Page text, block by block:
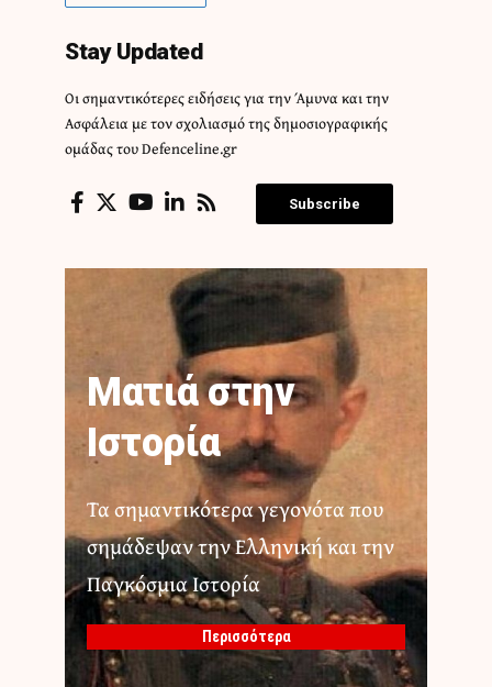
Stay Updated
Οι σημαντικότερες ειδήσεις για την Άμυνα και την
Ασφάλεια με τον σχολιασμό της δημοσιογραφικής
ομάδας του Defenceline.gr
Subscribe
Ματιά στην
Ιστορία
Τα σημαντικότερα γεγονότα που
σημάδεψαν την Ελληνική και την
Παγκόσμια Ιστορία
Περισσότερα